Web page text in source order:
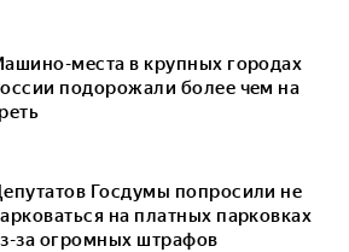
места в крупных городах
подорожали более чем на
Госдумы попросили не
на платных парковках
за огромных штрафов